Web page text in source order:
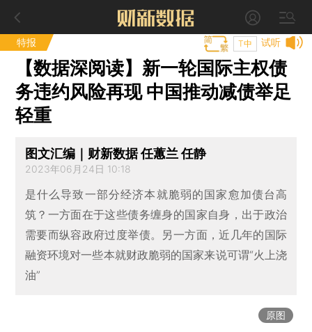
特报 试听
T中
【数据深阅读】新一轮国际主权债
务违约风险再现 中国推动减债举足
轻重
图文汇编｜财新数据 任蕙兰 任静
2023年06月24日 10:18
是什么导致一部分经济本就脆弱的国家愈加债台高
筑？一方面在于这些债务缠身的国家自身，出于政治
需要而纵容政府过度举债。另一方面，近几年的国际
融资环境对一些本就财政脆弱的国家来说可谓“火上浇
油”
原图